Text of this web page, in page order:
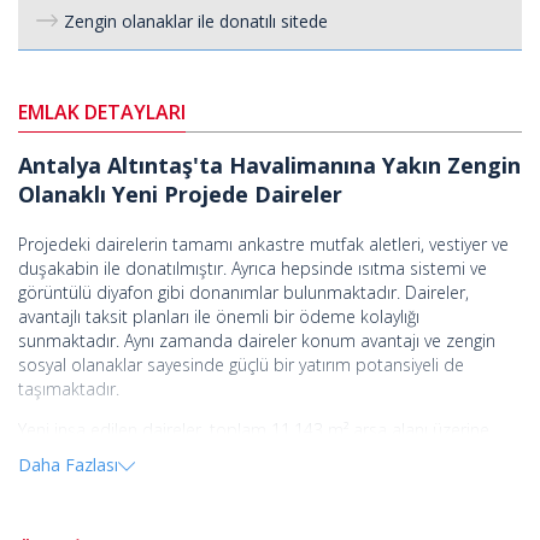
Zengin olanaklar ile donatılı sitede
EMLAK DETAYLARI
Antalya Altıntaş'ta Havalimanına Yakın Zengin
Olanaklı Yeni Projede Daireler
Projedeki dairelerin tamamı ankastre mutfak aletleri, vestiyer ve
duşakabin ile donatılmıştır. Ayrıca hepsinde ısıtma sistemi ve
görüntülü diyafon gibi donanımlar bulunmaktadır. Daireler,
avantajlı taksit planları ile önemli bir ödeme kolaylığı
sunmaktadır. Aynı zamanda daireler konum avantajı ve zengin
sosyal olanaklar sayesinde güçlü bir yatırım potansiyeli de
taşımaktadır.
kurulu modern bir projede yer almaktadır. İhtiyaç duyabileceğiniz
her şeyi tek bir noktada sunmak üzere tasarlanan bu kapsamlı
Daha Fazlası